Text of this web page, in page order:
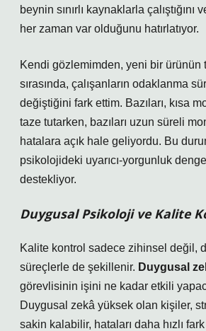
beynin sınırlı kaynaklarla çalıştığını
her zaman var olduğunu hatırlatıyor.
Kendi gözlemimden, yeni bir ürünün
sırasında, çalışanların odaklanma
değiştiğini fark ettim. Bazıları, kısa
taze tutarken, bazıları uzun süreli
hatalara açık hale geliyordu. Bu
psikolojideki uyarıcı-yorgunluk
destekliyor.
Duygusal Psikoloji ve Kalite
Kalite kontrol sadece zihinsel değil,
süreçlerle de şekillenir. Duygusal
görevlisinin işini ne kadar etkili
Duygusal zekâ yüksek olan kişiler,
sakin kalabilir, hataları daha hızlı